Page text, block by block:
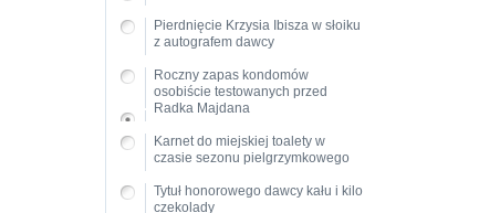
Pierdnięcie Krzysia Ibisza w słoiku
z autografem dawcy
Roczny zapas kondomów
osobiście testowanych przed
Radka Majdana
Karnet do miejskiej toalety w
czasie sezonu pielgrzymkowego
Tytuł honorowego dawcy kału i kilo
czekolady